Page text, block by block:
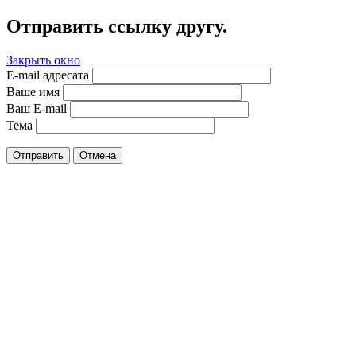
Отправить ссылку другу.
Закрыть окно
E-mail адресата
Ваше имя
Ваш E-mail
Тема
Отправить Отмена